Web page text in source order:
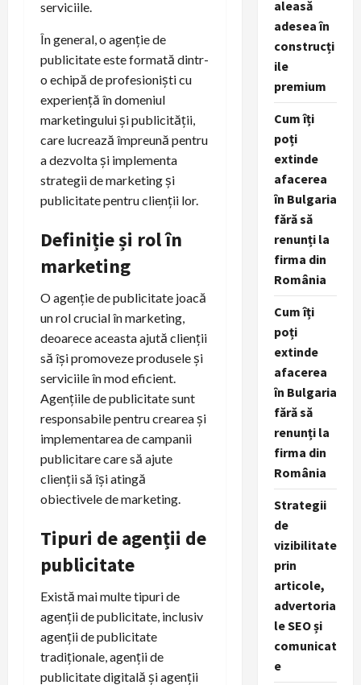
serviciile.
În general, o agenție de
publicitate este formată dintr-
o echipă de profesioniști cu
experiență în domeniul
marketingului și publicității,
care lucrează împreună pentru
a dezvolta și implementa
strategii de marketing și
publicitate pentru clienții lor.
Definiție și rol în
marketing
O agenție de publicitate joacă
un rol crucial în marketing,
deoarece aceasta ajută clienții
să își promoveze produsele și
serviciile în mod eficient.
Agențiile de publicitate sunt
responsabile pentru crearea și
implementarea de campanii
publicitare care să ajute
clienții să își atingă
obiectivele de marketing.
Tipuri de agenții de
publicitate
Există mai multe tipuri de
agenții de publicitate, inclusiv
agenții de publicitate
tradiționale, agenții de
publicitate digitală și agenții
aleasă
adesea în
construcți
ile
premium
Cum îți
poți
extinde
afacerea
în Bulgaria
fără să
renunți la
firma din
România
Cum îți
poți
extinde
afacerea
în Bulgaria
fără să
renunți la
firma din
România
Strategii
de
vizibilitate
prin
articole,
advertoria
le SEO și
comunicat
e